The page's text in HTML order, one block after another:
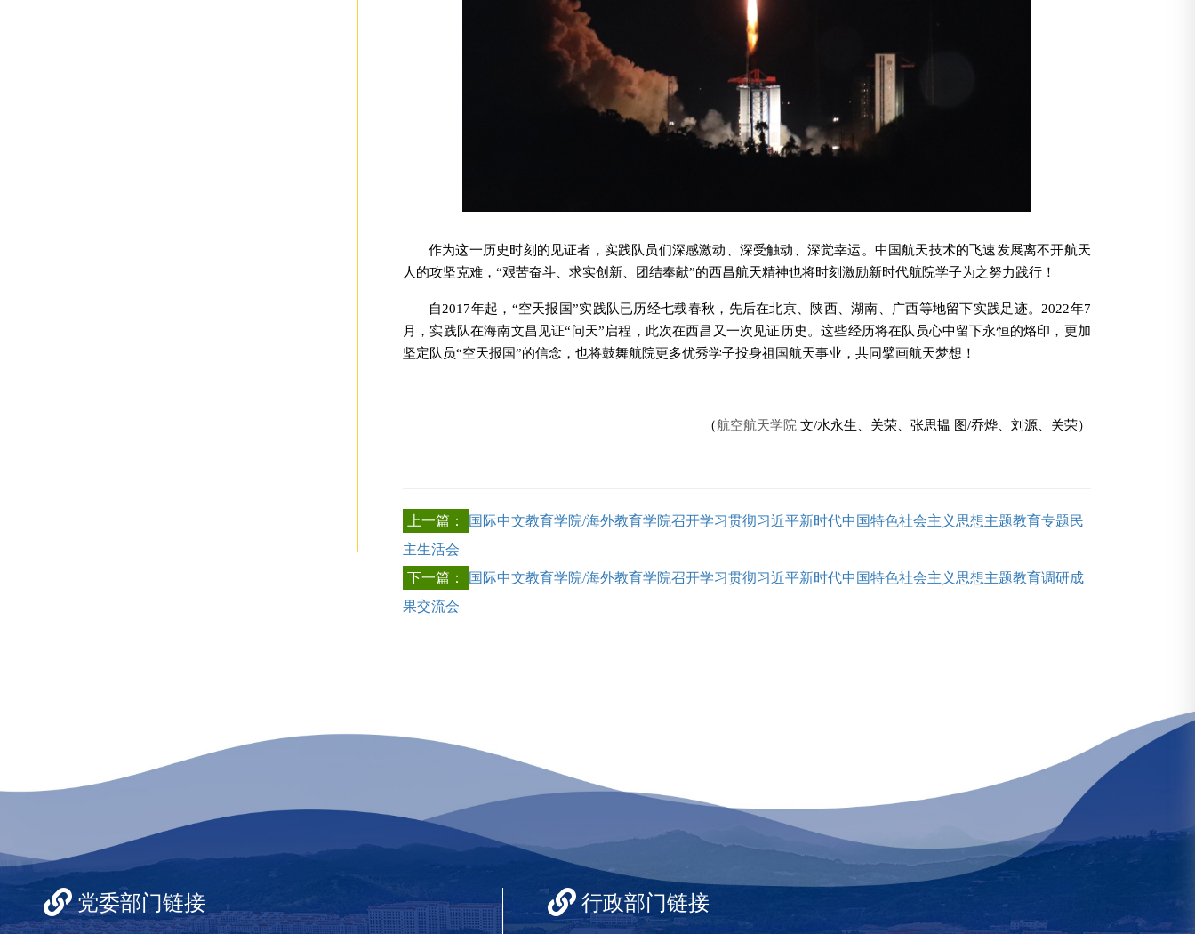
作为这一历史时刻的见证者，实践队员们深感激动、深受触动、深觉幸运。中国航天技术的飞速发展离不开航天
人的攻坚克难，“艰苦奋斗、求实创新、团结奉献”的西昌航天精神也将时刻激励新时代航院学子为之努力践行！
自2017年起，“空天报国”实践队已历经七载春秋，先后在北京、陕西、湖南、广西等地留下实践足迹。2022年7
月，实践队在海南文昌见证“问天”启程，此次在西昌又一次见证历史。这些经历将在队员心中留下永恒的烙印，更加
坚定队员“空天报国”的信念，也将鼓舞航院更多优秀学子投身祖国航天事业，共同擘画航天梦想！
（航空航天学院 文/水永生、关荣、张思韫 图/乔烨、刘源、关荣）
上一篇：
国际中文教育学院/海外教育学院召开学习贯彻习近平新时代中国特色社会主义思想主题教育专题民
主生活会
下一篇：
国际中文教育学院/海外教育学院召开学习贯彻习近平新时代中国特色社会主义思想主题教育调研成
果交流会
党委部门链接 行政部门链接